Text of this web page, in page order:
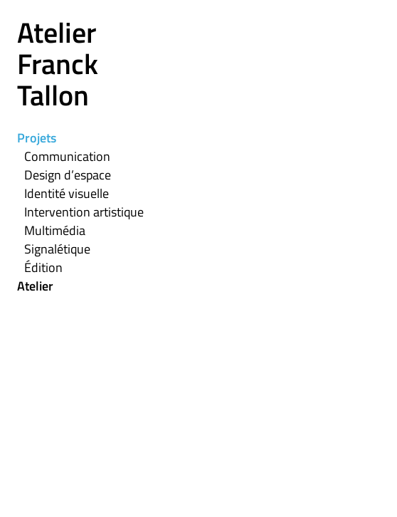
Atelier
Franck
Tallon
Projets
Communication
Design d’espace
Identité visuelle
Intervention artistique
Multimédia
Signalétique
Édition
Atelier